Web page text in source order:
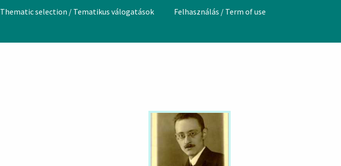
Thematic selection / Tematikus válogatások
Felhasználás / Term of use